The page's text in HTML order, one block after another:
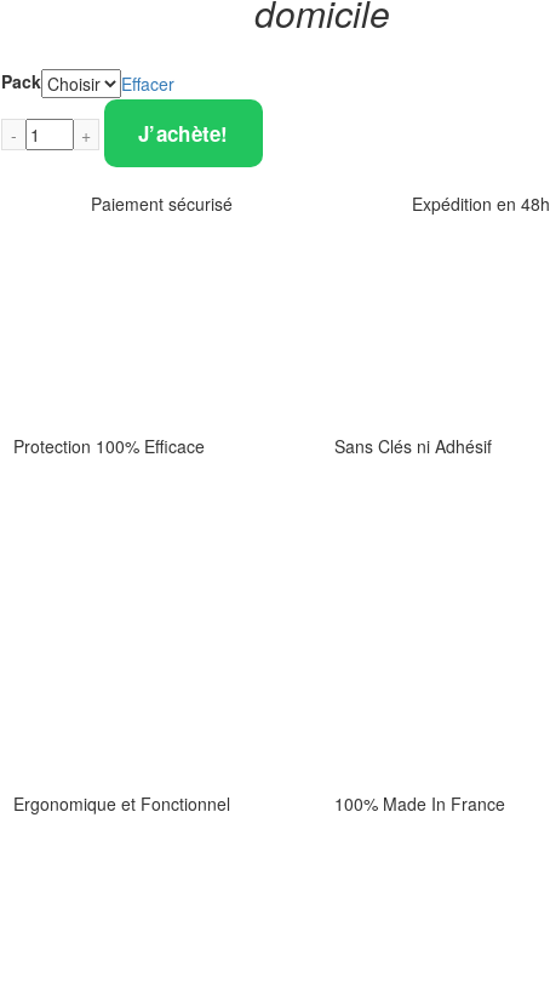
domicile
Pack Effacer
J’achète!
Paiement sécurisé Expédition en 48h
Protection 100% Efficace Sans Clés ni Adhésif
Ergonomique et Fonctionnel 100% Made In France